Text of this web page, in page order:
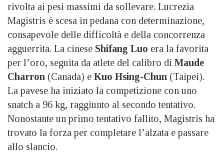
rivolta ai pesi massimi da sollevare. Lucrezia
Magistris è scesa in pedana con determinazione,
consapevole delle difficoltà e della concorrenza
agguerrita. La cinese Shifang Luo era la favorita
per l’oro, seguita da atlete del calibro di Maude
Charron (Canada) e Kuo Hsing-Chun (Taipei).
La pavese ha iniziato la competizione con uno
snatch a 96 kg, raggiunto al secondo tentativo.
Nonostante un primo tentativo fallito, Magistris ha
trovato la forza per completare l’alzata e passare
allo slancio.